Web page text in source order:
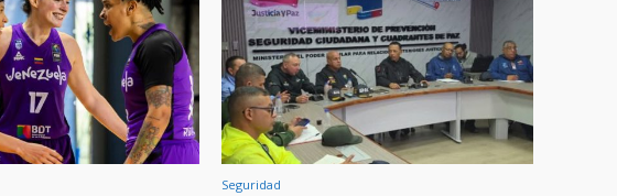
Seguridad